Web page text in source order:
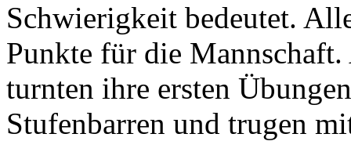
Schwierigkeit bedeutet.
Punkte für die
turnten ihre ersten
Stufenbarren und trugen